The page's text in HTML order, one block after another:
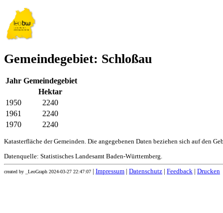
Gemeindegebiet: Schloßau
Jahr Gemeindegebiet
Hektar
1950
2240
1961
2240
1970
2240
Katasterfläche der Gemeinden. Die angegebenen Daten beziehen sich auf den
Datenquelle: Statistisches Landesamt Baden-Württemberg.
created by _LeoGraph 2024-03-27 22:47:07 Impressum Datenschutz Feedback Drucken